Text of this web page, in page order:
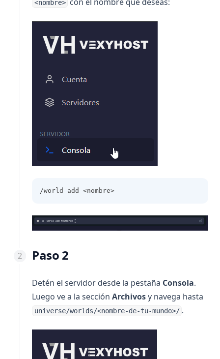
<nombre>
/world add <nombre>
Paso 2
Detén el servidor desde la pestaña Consola.
Luego ve a la sección Archivosy navega hasta
universe/worlds/<nombre-de-tu-mundo>/ .